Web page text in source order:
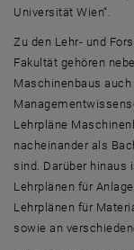
Universität Wien“.
Zu den Lehr- und
Fakultät gehören
Maschinenbaus
Lehrpläne
nacheinander als
sind. Darüber hinaus
Lehrplänen für
Lehrplänen für
sowie an